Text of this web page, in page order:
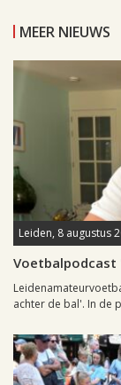
MEER NIEUWS
Leiden, 8 augustus
Voetbalpodcast
achter de bal'. In de